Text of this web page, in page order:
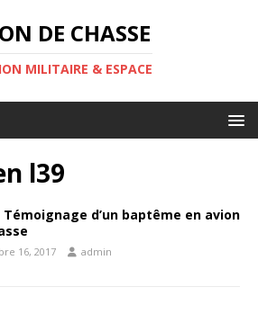
DE CHASSE
MILITAIRE & ESPACE
l39
Témoignage d’un baptême en avion
16, 2017 admin